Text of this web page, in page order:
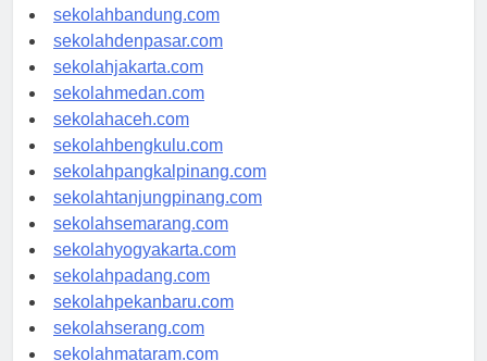
sekolahsamarinda.com
sekolahbandung.com
sekolahdenpasar.com
sekolahjakarta.com
sekolahmedan.com
sekolahaceh.com
sekolahbengkulu.com
sekolahpangkalpinang.com
sekolahtanjungpinang.com
sekolahsemarang.com
sekolahyogyakarta.com
sekolahpadang.com
sekolahpekanbaru.com
sekolahserang.com